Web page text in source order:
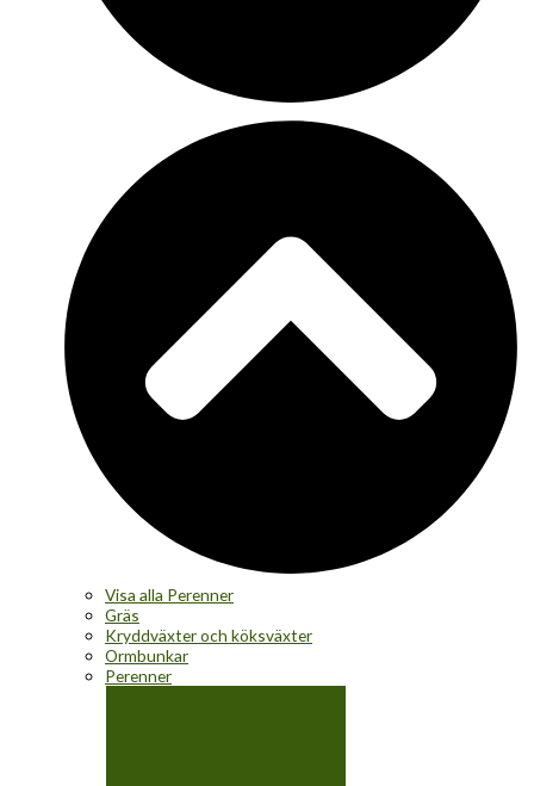
Visa alla Perenner
Gräs
Kryddväxter och köksväxter
Ormbunkar
Perenner